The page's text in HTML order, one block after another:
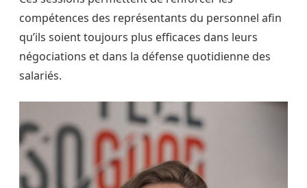
compétences des représentants du personnel afin
qu’ils soient toujours plus efficaces dans leurs
négociations et dans la défense quotidienne des
salariés.